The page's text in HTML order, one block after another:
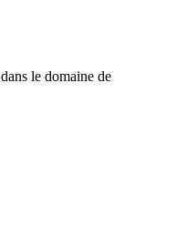
le domaine de